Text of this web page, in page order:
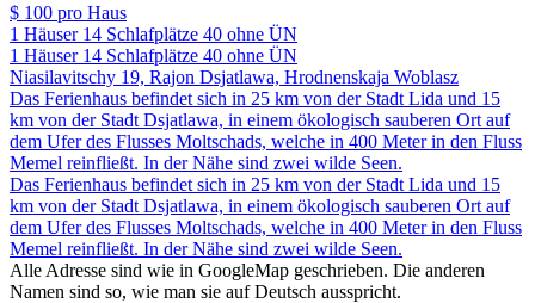
$ 100 pro Haus
1 Häuser 14 Schlafplätze 40 ohne ÜN
1 Häuser 14 Schlafplätze 40 ohne ÜN
Niasilavitschy 19, Rajon Dsjatlawa, Hrodnenskaja Woblasz
Das Ferienhaus befindet sich in 25 km von der Stadt Lida und 15
km von der Stadt Dsjatlawa, in einem ökologisch sauberen Ort auf
dem Ufer des Flusses Moltschads, welche in 400 Meter in den Fluss
Memel reinfließt. In der Nähe sind zwei wilde Seen.
Das Ferienhaus befindet sich in 25 km von der Stadt Lida und 15
km von der Stadt Dsjatlawa, in einem ökologisch sauberen Ort auf
dem Ufer des Flusses Moltschads, welche in 400 Meter in den Fluss
Memel reinfließt. In der Nähe sind zwei wilde Seen.
Alle Adresse sind wie in GoogleMap geschrieben. Die anderen
Namen sind so, wie man sie auf Deutsch ausspricht.